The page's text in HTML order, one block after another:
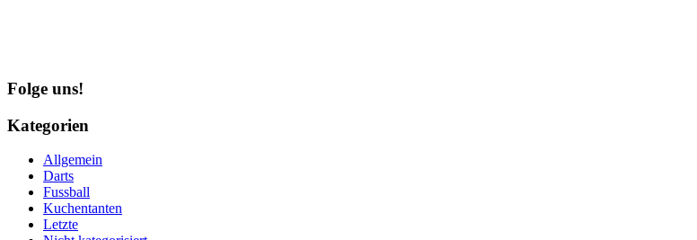
Folge uns!
Kategorien
Allgemein
Darts
Fussball
Kuchentanten
Letzte